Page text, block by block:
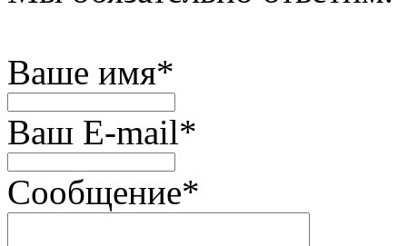
Ваше имя*
Ваш E-mail*
Сообщение*